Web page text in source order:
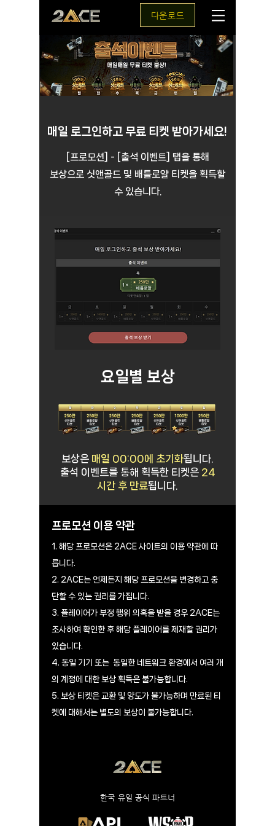
다운로드
매일 로그인하고 무료 티켓 받아가세요!
[프로모션] - [출석 이벤트] 탭을 통해
보상으로 싯앤골드 및 배틀로얄 티켓을 획득할
수 있습니다.
요일별 보상
보상은 매일 00:00에 초기화됩니다.
​출석 이벤트를 통해 획득한 티켓은 24
시간 후 만료됩니다.
프로모션 이용 약관
1. 해당 프로모션은 2ACE 사이트의 이용 약관에 따
릅니다.
2. 2ACE는 언제든지 해당 프로모션을 변경하고 중
단할 수 있는 권리를 가집니다.
3. 플레이어가 부정 행위 의혹을 받을 경우 2ACE는
조사하여 확인한 후 해당 플레이어를 제재할 권리가
있습니다.
4. 동일 기기 또는 동일한 네트워크 환경에서 여러 개
의 계정에 대한 보상 획득은 불가능합니다.
5. 보상 티켓은 교환 및 양도가 불가능하며 만료된 티
켓에 대해서는 별도의 보상이 불가능합니다.
​한국 유일 공식 파트너